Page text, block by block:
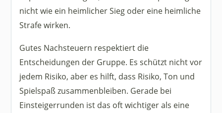
nicht wie ein heimlicher Sieg oder eine heimliche
Strafe wirken.
Gutes Nachsteuern respektiert die
Entscheidungen der Gruppe. Es schützt nicht vor
jedem Risiko, aber es hilft, dass Risiko, Ton und
Spielspaß zusammenbleiben. Gerade bei
Einsteigerrunden ist das oft wichtiger als eine